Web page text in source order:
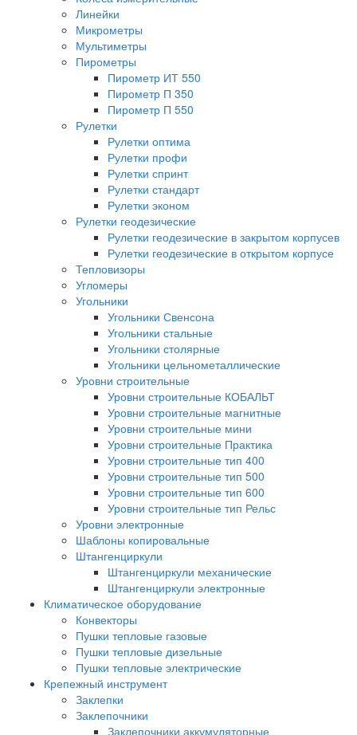
Линейки
Микрометры
Мультиметры
Пирометры
Пирометр ИТ 550
Пирометр П 350
Пирометр П 550
Рулетки
Рулетки оптима
Рулетки профи
Рулетки спринт
Рулетки стандарт
Рулетки эконом
Рулетки геодезические
Рулетки геодезические в закрытом корпусев
Рулетки геодезические в открытом корпусе
Тепловизоры
Угломеры
Угольники
Угольники Свенсона
Угольники стальные
Угольники столярные
Угольники цельнометаллические
Уровни строительные
Уровни строительные КОБАЛЬТ
Уровни строительные магнитные
Уровни строительные мини
Уровни строительные Практика
Уровни строительные тип 400
Уровни строительные тип 500
Уровни строительные тип 600
Уровни строительные тип Рельс
Уровни электронные
Шаблоны копировальные
Штангенциркули
Штангенциркули механические
Штангенциркули электронные
Климатическое оборудование
Конвекторы
Пушки тепловые газовые
Пушки тепловые дизельные
Пушки тепловые электрические
Крепежный инструмент
Заклепки
Заклепочники
Заклепочники аккумуляторные